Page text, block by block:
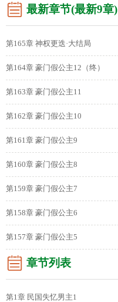
最新章节(最新9章)
第165章 神权更迭·大结局
第164章 豪门假公主12（终）
第163章 豪门假公主11
第162章 豪门假公主10
第161章 豪门假公主9
第160章 豪门假公主8
第159章 豪门假公主7
第158章 豪门假公主6
第157章 豪门假公主5
章节列表
第1章 民国失忆男主1